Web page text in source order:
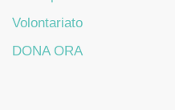
Volontariato
DONA ORA